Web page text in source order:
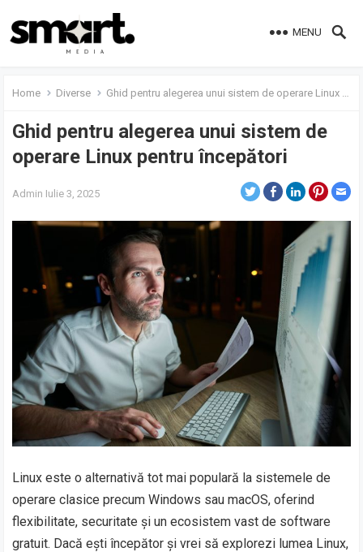
MENU
Home Diverse Ghid pentru alegerea unui sistem de operare Linux pentru începători
Ghid pentru alegerea unui sistem de
operare Linux pentru începători
Admin Iulie 3, 2025
Linux este o alternativă tot mai populară la sistemele de
operare clasice precum Windows sau macOS, oferind
flexibilitate, securitate și un ecosistem vast de software
gratuit. Dacă ești începător și vrei să explorezi lumea Linux,